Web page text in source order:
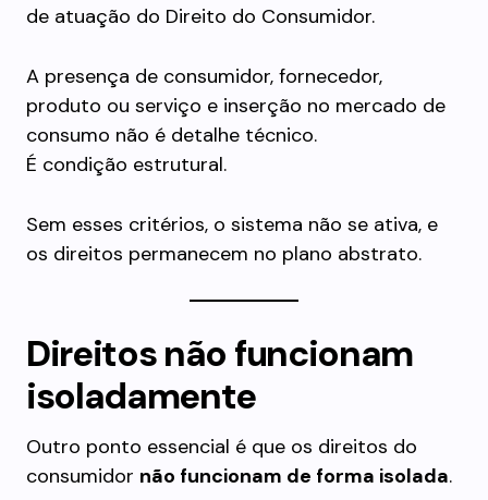
de atuação do Direito do Consumidor.
A presença de consumidor, fornecedor,
produto ou serviço e inserção no mercado de
consumo não é detalhe técnico.
É condição estrutural.
Sem esses critérios, o sistema não se ativa, e
os direitos permanecem no plano abstrato.
Direitos não funcionam
isoladamente
Outro ponto essencial é que os direitos do
consumidor não funcionam de forma isolada.